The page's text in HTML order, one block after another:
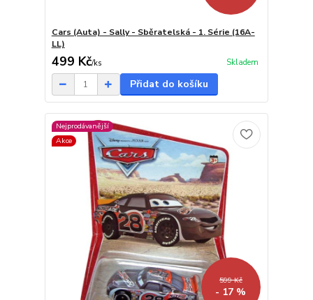
Cars (Auta) - Sally - Sběratelská - 1. Série (16A-
LL)
499 Kč/ks Skladem
Přidat do košíku
Nejprodávanější
Akce
599 Kč
- 17 %